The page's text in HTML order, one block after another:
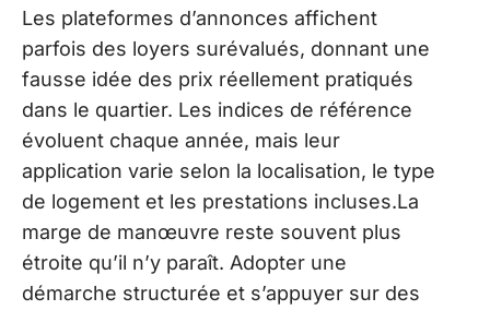
Les plateformes d’annonces affichent
parfois des loyers surévalués, donnant une
fausse idée des prix réellement pratiqués
dans le quartier. Les indices de référence
évoluent chaque année, mais leur
application varie selon la localisation, le type
de logement et les prestations incluses.La
marge de manœuvre reste souvent plus
étroite qu’il n’y paraît. Adopter une
démarche structurée et s’appuyer sur des